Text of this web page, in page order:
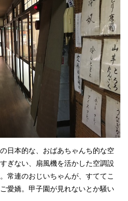
日本的な、おばあちゃんち的な空
ぎない、扇風機を活かした空調設
常連のおじいちゃんが、すててこ
愛嬌。甲子園が見れないとか騒い